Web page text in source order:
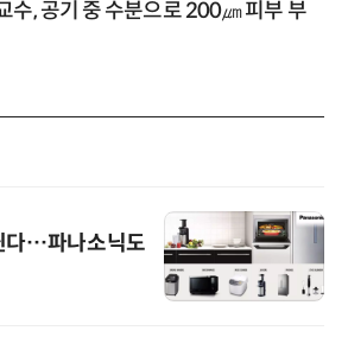
수, 공기 중 수분으로 200㎛ 피부 부
다…파나소닉도